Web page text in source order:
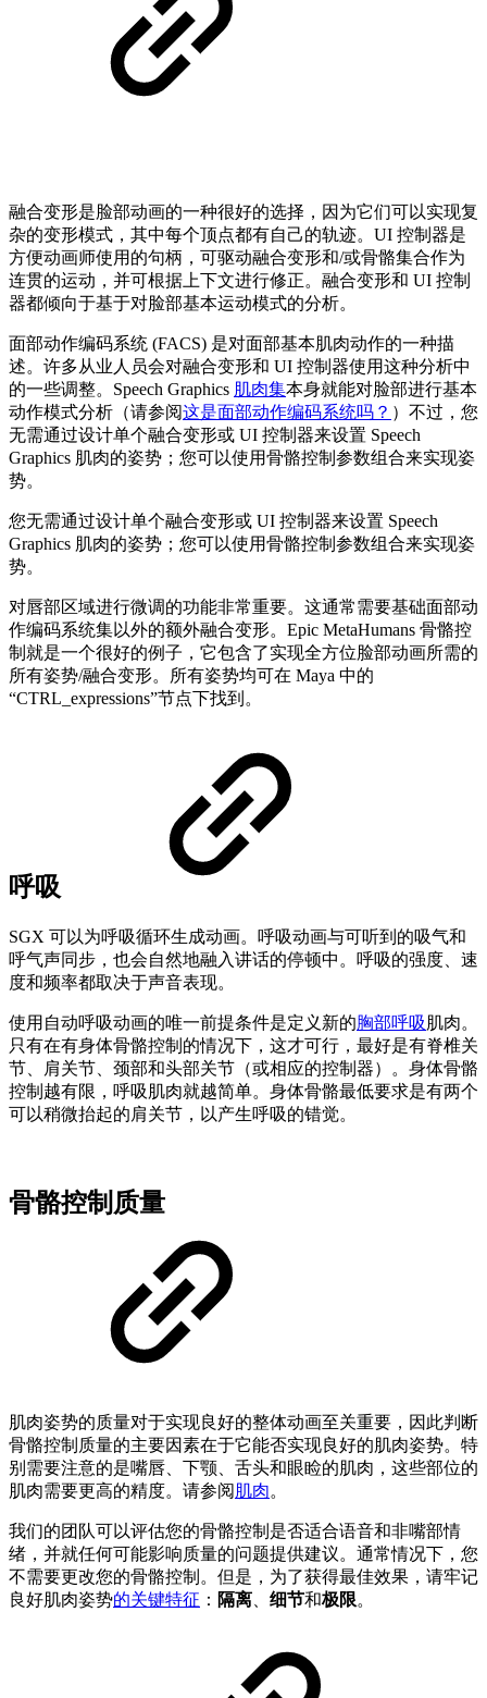
融合变形是脸部动画的一种很好的选择，因为它们可以实现复
杂的变形模式，其中每个顶点都有自己的轨迹。UI 控制器是
方便动画师使用的句柄，可驱动融合变形和/或骨骼集合作为
连贯的运动，并可根据上下文进行修正。融合变形和 UI 控制
器都倾向于基于对脸部基本运动模式的分析。
面部动作编码系统 (FACS) 是对面部基本肌肉动作的一种描
述。许多从业人员会对融合变形和 UI 控制器使用这种分析中
的一些调整。Speech Graphics 肌肉集本身就能对脸部进行基本
动作模式分析（请参阅这是面部动作编码系统吗？ ）不过，您
无需通过设计单个融合变形或 UI 控制器来设置 Speech
Graphics 肌肉的姿势；您可以使用骨骼控制参数组合来实现姿
势。
您无需通过设计单个融合变形或 UI 控制器来设置 Speech
Graphics 肌肉的姿势；您可以使用骨骼控制参数组合来实现姿
势。
对唇部区域进行微调的功能非常重要。这通常需要基础面部动
作编码系统集以外的额外融合变形。Epic MetaHumans 骨骼控
制就是一个很好的例子，它包含了实现全方位脸部动画所需的
所有姿势/融合变形。所有姿势均可在 Maya 中的
“CTRL_expressions”节点下找到。
呼吸
SGX 可以为呼吸循环生成动画。呼吸动画与可听到的吸气和
呼气声同步，也会自然地融入讲话的停顿中。呼吸的强度、速
度和频率都取决于声音表现。
使用自动呼吸动画的唯一前提条件是定义新的胸部呼吸肌肉。
只有在有身体骨骼控制的情况下，这才可行，最好是有脊椎关
节、肩关节、颈部和头部关节（或相应的控制器）。身体骨骼
控制越有限，呼吸肌肉就越简单。身体骨骼最低要求是有两个
可以稍微抬起的肩关节，以产生呼吸的错觉。
骨骼控制质量
肌肉姿势的质量对于实现良好的整体动画至关重要，因此判断
骨骼控制质量的主要因素在于它能否实现良好的肌肉姿势。特
别需要注意的是嘴唇、下颚、舌头和眼睑的肌肉，这些部位的
肌肉需要更高的精度。请参阅肌肉。
我们的团队可以评估您的骨骼控制是否适合语音和非嘴部情
绪，并就任何可能影响质量的问题提供建议。通常情况下，您
不需要更改您的骨骼控制。但是，为了获得最佳效果，请牢记
良好肌肉姿势的关键特征 ： 隔离 细节和极限。